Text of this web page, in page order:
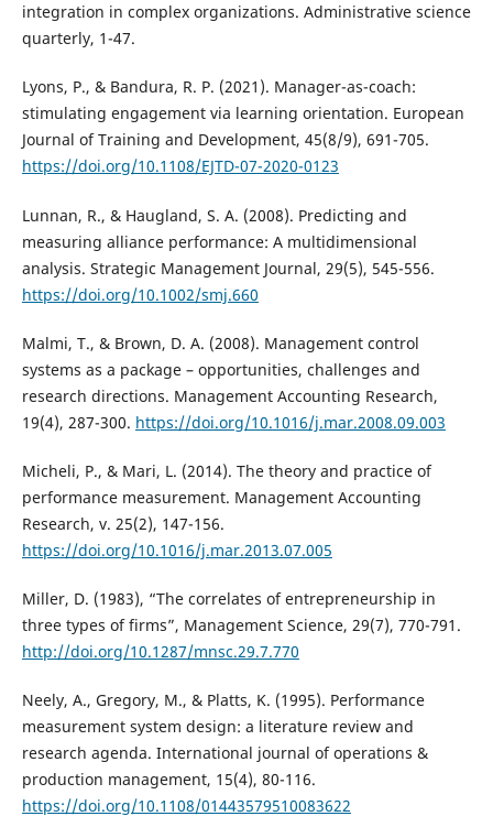
integration in complex organizations. Administrative science
quarterly, 1-47.
Lyons, P., & Bandura, R. P. (2021). Manager-as-coach:
stimulating engagement via learning orientation. European
Journal of Training and Development, 45(8/9), 691-705.
https://doi.org/10.1108/EJTD-07-2020-0123
Lunnan, R., & Haugland, S. A. (2008). Predicting and
measuring alliance performance: A multidimensional
analysis. Strategic Management Journal, 29(5), 545-556.
https://doi.org/10.1002/smj.660
Malmi, T., & Brown, D. A. (2008). Management control
systems as a package – opportunities, challenges and
research directions. Management Accounting Research,
19(4), 287-300. https://doi.org/10.1016/j.mar.2008.09.003
Micheli, P., & Mari, L. (2014). The theory and practice of
performance measurement. Management Accounting
Research, v. 25(2), 147-156.
https://doi.org/10.1016/j.mar.2013.07.005
Miller, D. (1983), “The correlates of entrepreneurship in
three types of firms”, Management Science, 29(7), 770-791.
http://doi.org/10.1287/mnsc.29.7.770
Neely, A., Gregory, M., & Platts, K. (1995). Performance
measurement system design: a literature review and
research agenda. International journal of operations &
production management, 15(4), 80-116.
https://doi.org/10.1108/01443579510083622